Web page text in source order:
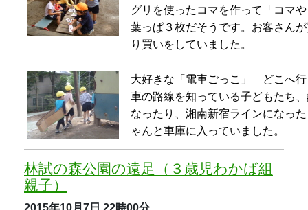
今日の出来事
３歳児わかば組が親子で林試の森
て楽しく遊びました。
その後、オリエンテーリングや散
や葉っぱなど、自然物も拾い、す